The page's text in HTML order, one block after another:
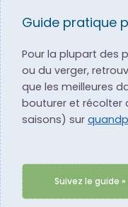
Guide pratique
Pour la plupart des
ou du verger,
que les meilleures
bouturer et récolter
saisons) sur
Suivez le guide »